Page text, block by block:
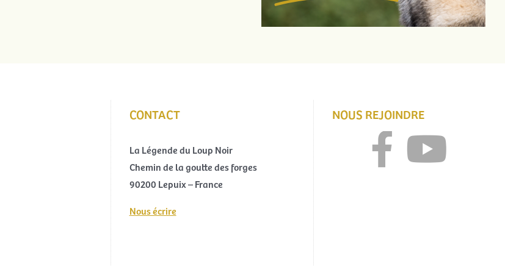
CONTACT
La Légende du Loup Noir
Chemin de la goutte des forges
90200 Lepuix – France
Nous écrire
NOUS REJOINDRE